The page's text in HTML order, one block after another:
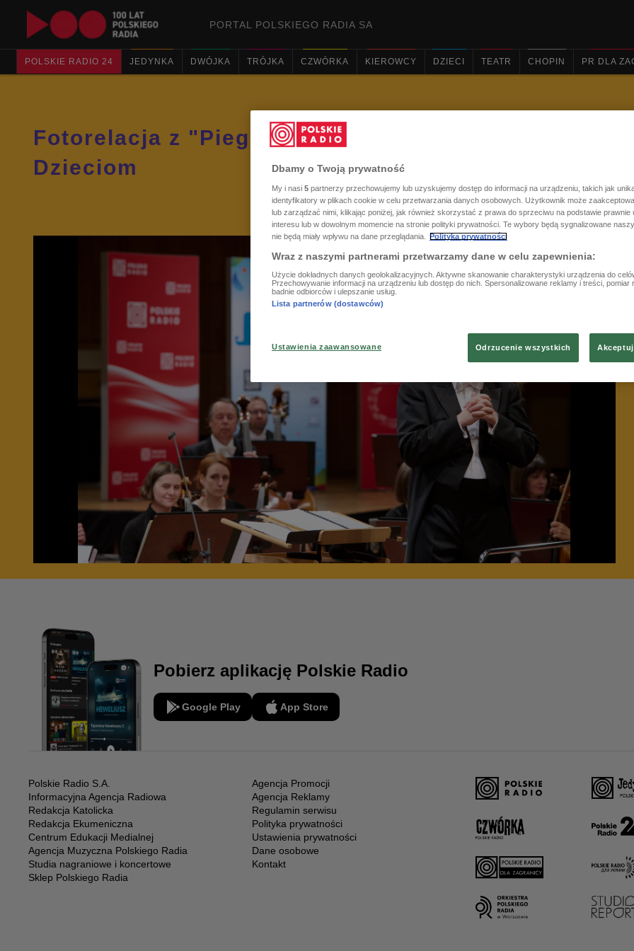
PORTAL POLSKIEGO RADIA SA
POLSKIE RADIO 24 JEDYNKA DWÓJKA TRÓJKA CZWÓRKA KIEROWCY DZIECI TEATR CHOPIN PR DLA

Fotorelacja z "Piegowatego koncertu" na 9.
Dzieciom
Pobierz aplikację Polskie Radio
Google Play App Store
Polskie Radio S.A.
Informacyjna Agencja Radiowa
Redakcja Katolicka
Redakcja Ekumeniczna
Centrum Edukacji Medialnej
Agencja Muzyczna Polskiego Radia
Studia nagraniowe i koncertowe
Sklep Polskiego Radia
Agencja Promocji
Agencja Reklamy
Regulamin serwisu
Polityka prywatności
Ustawienia prywatności
Dane osobowe
Kontakt
Dbamy o Twoją prywatność
My i nasi 5 partnerzy przechowujemy lub uzyskujemy dostęp do informacji na urządzeniu, takich jak
identyfikatory w plikach cookie w celu przetwarzania danych osobowych. Użytkownik może
lub zarządzać nimi, klikając poniżej, jak również skorzystać z prawa do sprzeciwu na podstawie prawnie
interesu lub w dowolnym momencie na stronie polityki prywatności. Te wybory będą sygnalizowane
nie będą miały wpływu na dane przeglądania.
Polityka prywatności
Wraz z naszymi partnerami przetwarzamy dane w celu zapewnienia:
Użycie dokładnych danych geolokalizacyjnych. Aktywne skanowanie charakterystyki urządzenia do
Przechowywanie informacji na urządzeniu lub dostęp do nich. Spersonalizowane reklamy i treści, pomiar
badnie odbiorców i ulepszanie usług.
Lista partnerów (dostawców)
Ustawienia zaawansowane Odrzucenie wszystkich